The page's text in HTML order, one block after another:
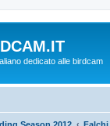
dedicato alle birdcam
Season 2012 Falchi